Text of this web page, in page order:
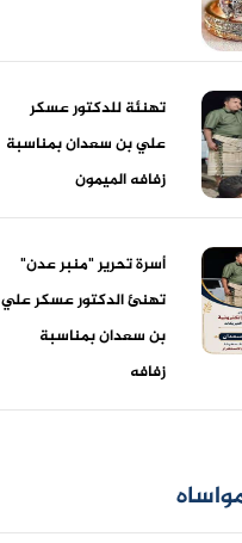
تهنئة للدكتور عسكر
علي بن سعدان بمناسبة
زفافه الميمون
أسرة تحرير "منبر عدن"
تهنئ الدكتور عسكر علي
بن سعدان بمناسبة
زفافه